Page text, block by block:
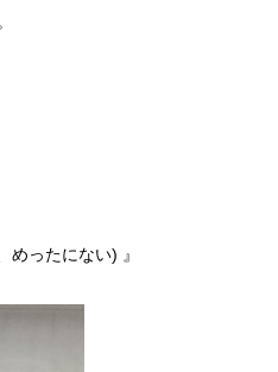
めったにない) 』